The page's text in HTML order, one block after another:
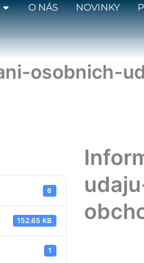
O NÁS NOVINKY
osobnich-
6
152.65 KB
1